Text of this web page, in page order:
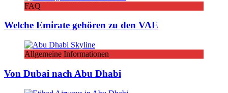
FAQ
Welche Emirate gehören zu den VAE
Allgemeine Informationen
Von Dubai nach Abu Dhabi